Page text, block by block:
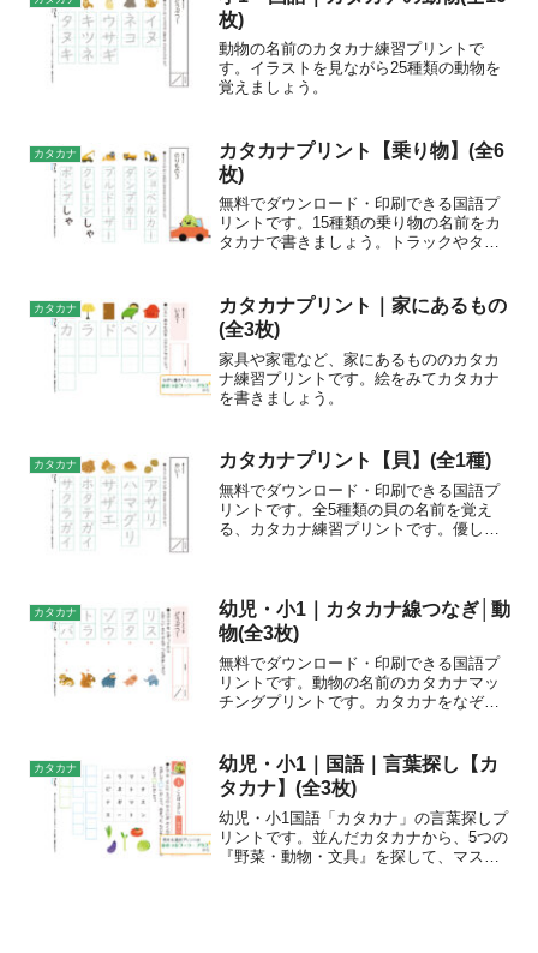
枚)
動物の名前のカタカナ練習プリントで
す。イラストを見ながら25種類の動物を
覚えましょう。
カタカナ
カタカナプリント【乗り物】(全6
枚)
無料でダウンロード・印刷できる国語プ
リントです。15種類の乗り物の名前をカ
タカナで書きましょう。トラックやタク
乗り物の名前を覚えましょう。おすすめ
の学年幼児・小学1年生...
カタカナ
カタカナプリント｜家にあるもの
(全3枚)
家具や家電など、家にあるもののカタカ
ナ練習プリントです。絵をみてカタカナ
を書きましょう。
カタカナ カタカナプリント【貝】(全1種)
無料でダウンロード・印刷できる国語プ
リントです。全5種類の貝の名前を覚え
る、カタカナ練習プリントです。優しい
推奨(モノクロ印刷可)...
カタカナ
幼児・小1｜カタカナ線つなぎ│動
物(全3枚)
無料でダウンロード・印刷できる国語プ
リントです。動物の名前のカタカナマッ
チングプリントです。カタカナをなぞっ
練習や、言葉の学習に。おすすめの学年
幼児・小学1年生印刷方法...
カタカナ
幼児・小1｜国語｜言葉探し【カ
タカナ】(全3枚)
幼児・小1国語「カタカナ」の言葉探しプ
リントです。並んだカタカナから、5つの
『野菜・動物・文具』を探して、マス目